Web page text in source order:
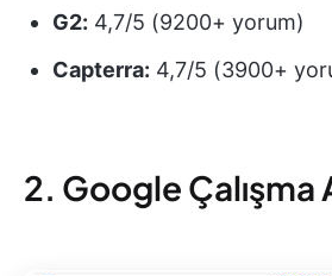
G2: 4,7/5 (9200+ yorum)
Capterra: 4,7/5 (3900+
2. Google Çalışma